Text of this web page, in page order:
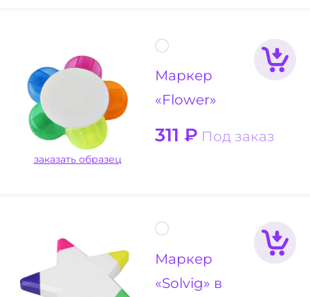
Маркер
«Flower»
311 ₽ Под заказ
заказать образец
Маркер
«Solvig» в